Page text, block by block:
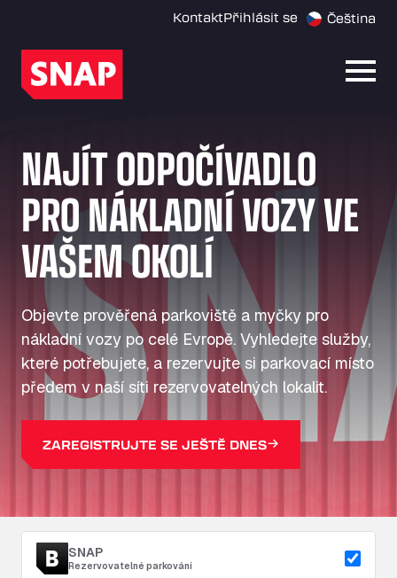
KontaktPřihlásit se Čeština
NAJÍT ODPOČÍVADLO
PRO NÁKLADNÍ VOZY VE
VAŠEM OKOLÍ
Objevte prověřená parkoviště a myčky pro
nákladní vozy po celé Evropě. Vyhledejte služby,
které potřebujete, a rezervujte si parkovací místo
předem v naší síti rezervovatelných lokalit.
ZAREGISTRUJTE SE JEŠTĚ DNES
SNAP
Rezervovatelné parkování